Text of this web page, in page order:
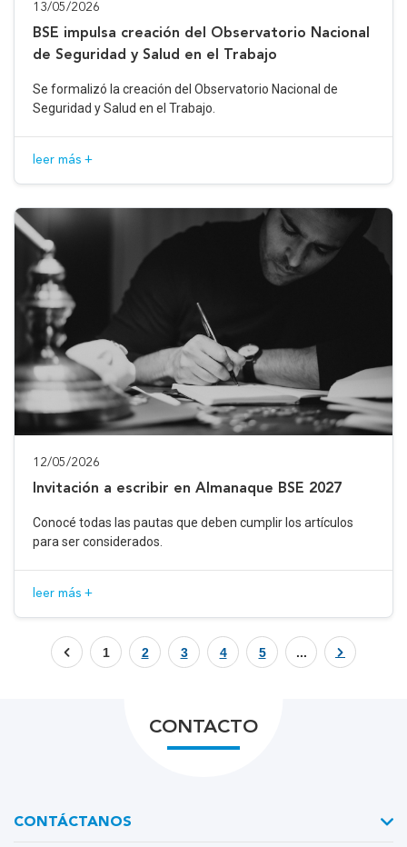
13/05/2026
BSE impulsa creación del Observatorio Nacional
de Seguridad y Salud en el Trabajo
Se formalizó la creación del Observatorio Nacional de
Seguridad y Salud en el Trabajo.
leer más +
12/05/2026
Invitación a escribir en Almanaque BSE 2027
Conocé todas las pautas que deben cumplir los artículos
para ser considerados.
leer más +
1 2 3 4 5 ...
CONTACTO
CONTÁCTANOS